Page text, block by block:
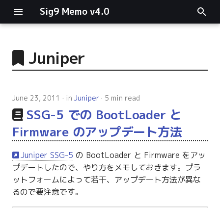
Sig9 Memo v4.0
main関数
ファイルの読み書き
ログ関連
条件分岐
型指定
Juniper
June 23, 2011 in Juniper 5 min read
SSG-5 での BootLoader と
Firmware のアップデート方法
Juniper SSG-5 の BootLoader と Firmware をアッ
プデートしたので、やり方をメモしておきます。プラ
ットフォームによって若干、アップデート方法が異な
るので要注意です。